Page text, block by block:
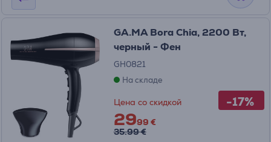
-17%
GA.MA Bora Chia, 2200 Вт,
черный - Фен
GH0821
На складе
Цена со скидкой
2999 €
35.99 €